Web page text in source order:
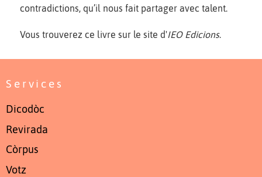
contradictions, qu’il nous fait partager avec talent.
Vous trouverez ce livre sur le site d'IEO Edicions.
Services
Dicodòc
Revirada
Còrpus
Votz